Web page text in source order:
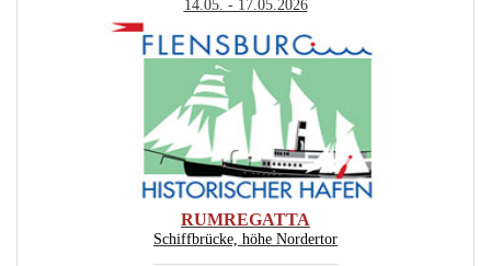
14.05. - 17.05.2026
RUMREGATTA
Schiffbrücke, höhe Nordertor